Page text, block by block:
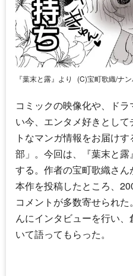
『葉末と露』より (C)宝町歌織/ナ
コミックの映像化や、ド
い今、エンタメ好きとし
トなマンガ情報をお届け
部」。今回は、『葉末と
する。作者の宝町歌織さ
本作を投稿したところ、
コメントが多数寄せられ
んにインタビューを行い
いて語ってもらった。